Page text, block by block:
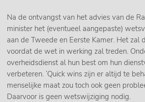
Na de ontvangst van het advies van de
minister het (eventueel aangepaste)
aan de Tweede en Eerste Kamer. Het zal
voordat de wet in werking zal treden.
overheidsdienst al hun best om hun
verbeteren. ‘Quick wins zijn er altijd te
menselijke maat zou toch ook geen
Daarvoor is geen wetswijziging nodig.